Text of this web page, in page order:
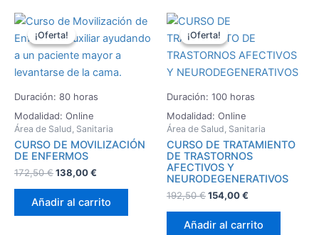
¡Oferta!
Duración: 80 horas
Modalidad: Online
¡Oferta!
Área de Salud, Sanitaria
CURSO DE MOVILIZACIÓN
DE ENFERMOS
172,50€
El
precio
original
era:
172,50 €.
138,00€
El
actual
es:
Añadir al carrito
¡Oferta!
Duración: 100 horas
Modalidad: Online
¡Oferta!
Área de Salud, Sanitaria
CURSO DE TRATAMIENTO
DE TRASTORNOS
AFECTIVOS Y
NEURODEGENERATIVOS
192,50€
El
precio
original
era:
192,50 €.
154,00€
actual
es:
154,00 €.
Añadir al carrito